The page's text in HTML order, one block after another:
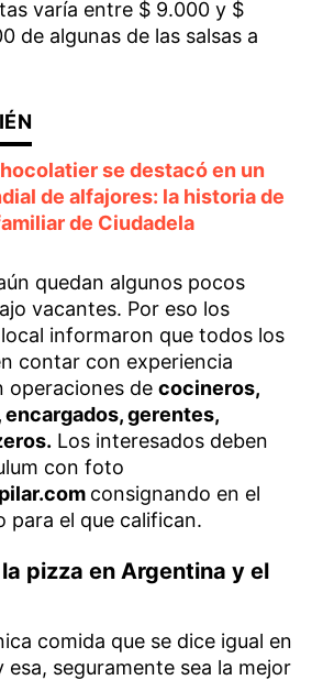
varía entre $ 9.000 y $
de algunas de las salsas a
se destacó en un
de alfajores: la historia de
de Ciudadela
quedan algunos pocos
vacantes. Por eso los
informaron que todos los
contar con experiencia
operaciones de cocineros,
encargados, gerentes,
Los interesados deben
con foto
consignando en el
para el que califican.
pizza en Argentina y el
comida que se dice igual en
seguramente sea la mejor